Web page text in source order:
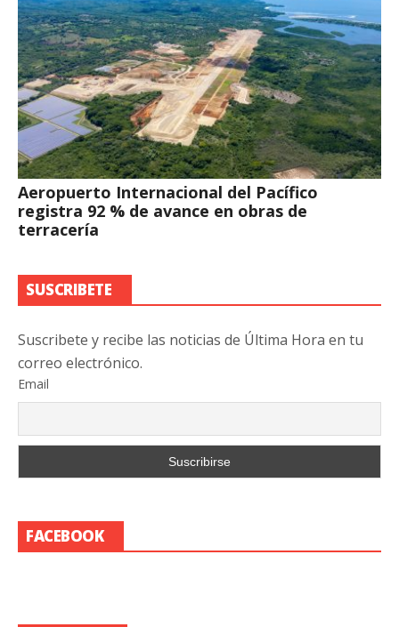
Aeropuerto Internacional del Pacífico
registra 92 % de avance en obras de
terracería
SUSCRIBETE
Suscribete y recibe las noticias de Última Hora en tu
correo electrónico.
Email
FACEBOOK